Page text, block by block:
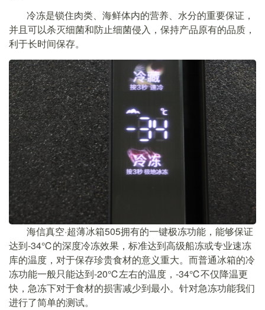
冷冻是锁住肉类、海鲜体内的营养、水分的重要保证，
并且可以杀灭细菌和防止细菌侵入，保持产品原有的品质，
利于长时间保存。
海信真空·超薄冰箱505拥有的一键极冻功能，能够保证
达到-34℃的深度冷冻效果，标准达到高级船冻或专业速冻
库的温度，对于保存珍贵食材的意义重大。而普通冰箱的冷
冻功能一般只能达到-20℃左右的温度，-34℃不仅降温更
快，急冻下对于食材的损害减少到最小。针对急冻功能我们
进行了简单的测试。